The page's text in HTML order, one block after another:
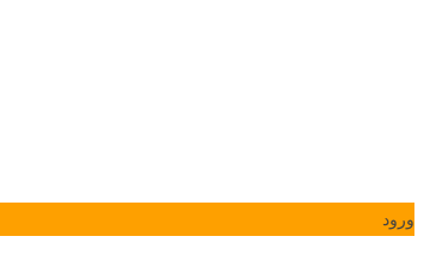
ورود